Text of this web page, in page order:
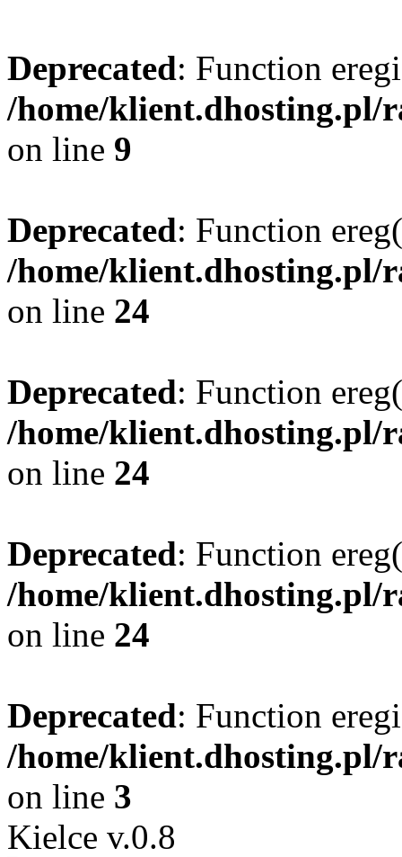
Deprecated: Function
/home/klient.dhosting.pl/
on line 9
Deprecated: Function
/home/klient.dhosting.pl/
on line 24
Deprecated: Function
/home/klient.dhosting.pl/
on line 24
Deprecated: Function
/home/klient.dhosting.pl/
on line 24
Deprecated: Function
/home/klient.dhosting.pl/
on line 3
Kielce v.0.8